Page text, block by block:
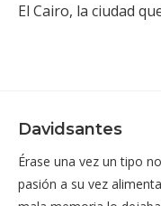
artículos
El Cairo, la ciudad
Davidsantes
Érase una vez un tipo
pasión a su vez